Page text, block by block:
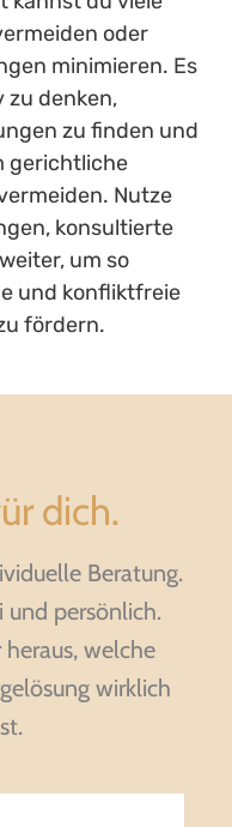
oder
minimieren. Es
denken,
zu finden und
gerichtliche
Nutze
konsultierte
um so
und konfliktfreie
fördern.
dich.
Beratung.
persönlich.
welche
wirklich